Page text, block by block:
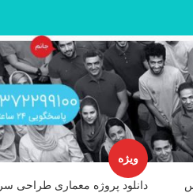
نمایش 9
ویژه
دانلود پروژه معماری طراحی